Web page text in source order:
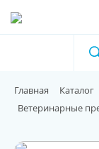
Для
Главная Каталог
Ветеринарные